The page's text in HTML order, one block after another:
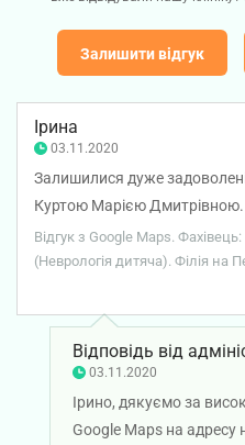
Залишити відгук
Ірина
03.11.2020
Залишилися дуже
Куртою Марією Дмитрівною.
тіки. Лікар приділила увагу.
Вважаю, що лікаря ми
клініки в приємному
відгук, приємне звернення
Відгук з Google Maps.
(Неврологія дитяча). Філія на
Відповідь від
03.11.2020
Ірино, дякуємо за
Google Maps на адресу